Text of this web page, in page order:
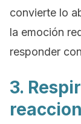
convierte lo
la emoción
responder
3.